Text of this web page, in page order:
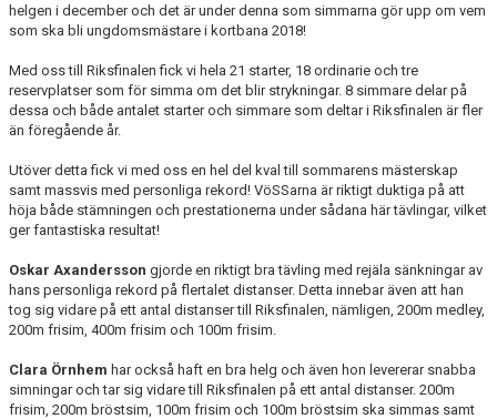
helgen i december och det är under denna som simmarna gör upp om vem
som ska bli ungdomsmästare i kortbana 2018!
Med oss till Riksfinalen fick vi hela 21 starter, 18 ordinarie och tre
reservplatser som för simma om det blir strykningar. 8 simmare delar på
dessa och både antalet starter och simmare som deltar i Riksfinalen är fler
än föregående år.
Utöver detta fick vi med oss en hel del kval till sommarens mästerskap
samt massvis med personliga rekord! VöSSarna är riktigt duktiga på att
höja både stämningen och prestationerna under sådana här tävlingar, vilket
ger fantastiska resultat!
Oskar Axandersson gjorde en riktigt bra tävling med rejäla sänkningar av
hans personliga rekord på flertalet distanser. Detta innebar även att han
tog sig vidare på ett antal distanser till Riksfinalen, nämligen, 200m medley,
200m frisim, 400m frisim och 100m frisim.
Clara Örnhem har också haft en bra helg och även hon levererar snabba
simningar och tar sig vidare till Riksfinalen på ett antal distanser. 200m
frisim, 200m bröstsim, 100m frisim och 100m bröstsim ska simmas samt